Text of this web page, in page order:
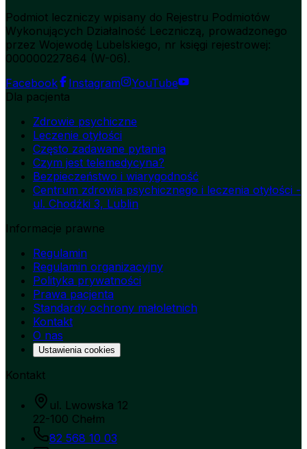
Podmiot leczniczy wpisany do Rejestru Podmiotów
Wykonujących Działalność Leczniczą, prowadzonego
przez Wojewodę Lubelskiego, nr księgi rejestrowej:
000000227864 (W-06).
Facebook
Instagram
YouTube
Dla pacjenta
Zdrowie psychiczne
Leczenie otyłości
Często zadawane pytania
Czym jest telemedycyna?
Bezpieczeństwo i wiarygodność
Centrum zdrowia psychicznego i leczenia otyłości -
ul. Chodźki 3, Lublin
Informacje prawne
Regulamin
Regulamin organizacyjny
Polityka prywatności
Prawa pacjenta
Standardy ochrony małoletnich
Kontakt
O nas
Ustawienia cookies
Kontakt
ul. Lwowska 12
22-100 Chełm
82 568 10 03